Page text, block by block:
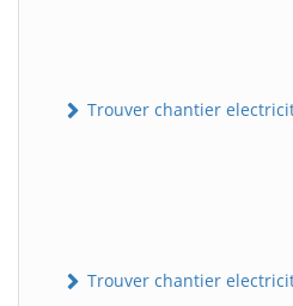
Trouver chantier
Trouver chantier